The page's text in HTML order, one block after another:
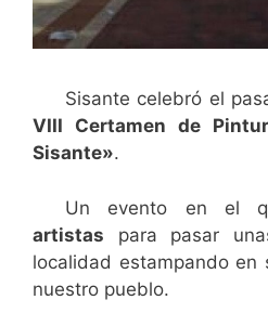
Sisante celebró el
VIII Certamen de
Sisante».
Un evento en el
artistas para pasar
localidad estampando en
nuestro pueblo.